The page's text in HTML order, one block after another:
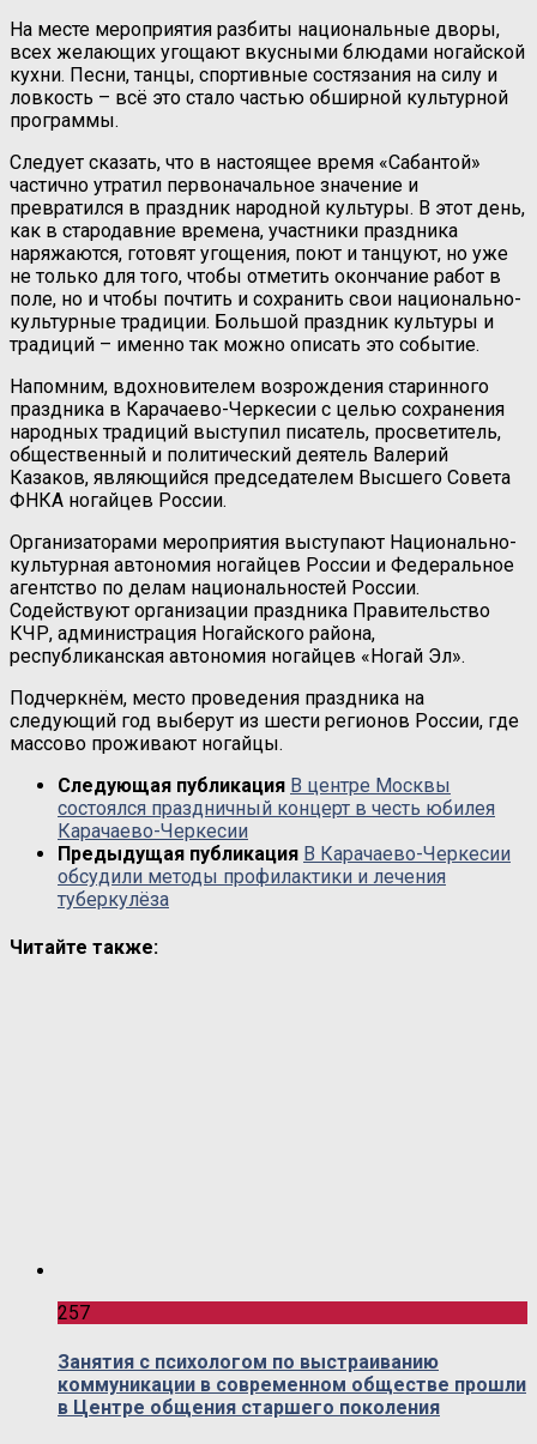
На месте мероприятия разбиты национальные дворы,
всех желающих угощают вкусными блюдами ногайской
кухни. Песни, танцы, спортивные состязания на силу и
ловкость – всё это стало частью обширной культурной
программы.
Следует сказать, что в настоящее время «Сабантой»
частично утратил первоначальное значение и
превратился в праздник народной культуры. В этот день,
как в стародавние времена, участники праздника
наряжаются, готовят угощения, поют и танцуют, но уже
не только для того, чтобы отметить окончание работ в
поле, но и чтобы почтить и сохранить свои национально-
культурные традиции. Большой праздник культуры и
традиций – именно так можно описать это событие.
Напомним, вдохновителем возрождения старинного
праздника в Карачаево-Черкесии с целью сохранения
народных традиций выступил писатель, просветитель,
общественный и политический деятель Валерий
Казаков, являющийся председателем Высшего Совета
ФНКА ногайцев России.
Организаторами мероприятия выступают Национально-
культурная автономия ногайцев России и Федеральное
агентство по делам национальностей России.
Содействуют организации праздника Правительство
КЧР, администрация Ногайского района,
республиканская автономия ногайцев «Ногай Эл».
Подчеркнём, место проведения праздника на
следующий год выберут из шести регионов России, где
массово проживают ногайцы.
Следующая публикация В центре Москвы
состоялся праздничный концерт в честь юбилея
Карачаево-Черкесии
Предыдущая публикация В Карачаево-Черкесии
обсудили методы профилактики и лечения
туберкулёза
Читайте также:
257
Занятия с психологом по выстраиванию
коммуникации в современном обществе прошли
в Центре общения старшего поколения